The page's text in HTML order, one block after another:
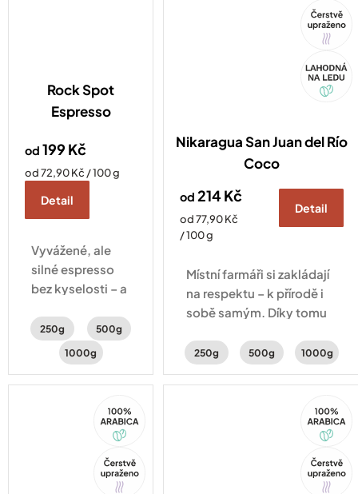
Rock Spot
Espresso
od 199 Kč
Měrná
od 72,90 Kč / 100 g
Detail
Vyvážené, ale
silné espresso
bez kyselosti – a
bohatou
cremou.
250g
500g
1000g
Tip
Nikaragua San Juan del Río
Coco
od 214 Kč
Měrná
cena:
od 77,90 Kč
/ 100 g
Detail
Místní farmáři si zakládají
na respektu – k přírodě i
sobě samým. Díky tomu
cukrovinek, mléčné
a lískooříškovou hořkostí.
250g 500g 1000g
Tip
Arabica
Tip
Arabica